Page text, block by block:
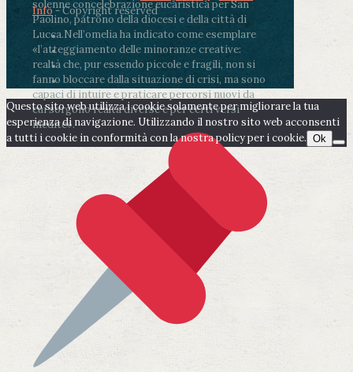
solenne concelebrazione eucaristica per San
Paolino, patrono della diocesi e della città di
Lucca.Nell’omelia ha indicato come esemplare
«l’atteggiamento delle minoranze creative:
realtà che, pur essendo piccole e fragili, non si
fanno bloccare dalla situazione di crisi, ma sono
capaci di intuire e praticare percorsi nuovi da
cui sorgono realtà diverse e per certi versi
inedite».
Info- Copyright reserved
Questo sito web utilizza i cookie solamente per migliorare la tua
esperienza di navigazione. Utilizzando il nostro sito web acconsenti
a tutti i cookie in conformità con la nostra policy per i cookie. Ok